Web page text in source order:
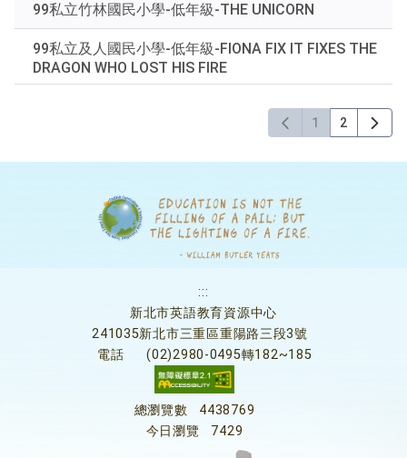
99私立竹林國民小學-低年級-THE UNICORN
99私立及人國民小學-低年級-FIONA FIX IT FIXES THE
DRAGON WHO LOST HIS FIRE
1 2
:::
新北市英語教育資源中心
241035新北市三重區重陽路三段3號
電話
(02)2980-0495轉182~185
總瀏覽數
4438769
今日瀏覽
7429